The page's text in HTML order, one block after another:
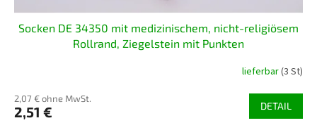
Socken DE 34350 mit medizinischem, nicht-religiösem
Rollrand, Ziegelstein mit Punkten
lieferbar(3 St)
2,07 € ohne MwSt.
2,51 € DETAIL